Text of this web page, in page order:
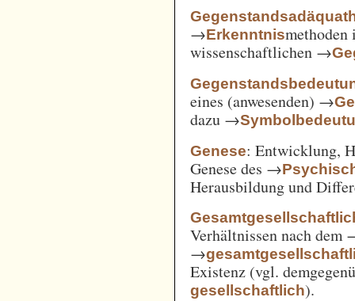
→Erkenntnismethoden
wissenschaftlichen →
eines (anwesenden) →
dazu →
Genese: Entwicklung,
Genese des →
Herausbildung und
Verhältnissen nach dem
→
Existenz (vgl.
gesellschaftlich).